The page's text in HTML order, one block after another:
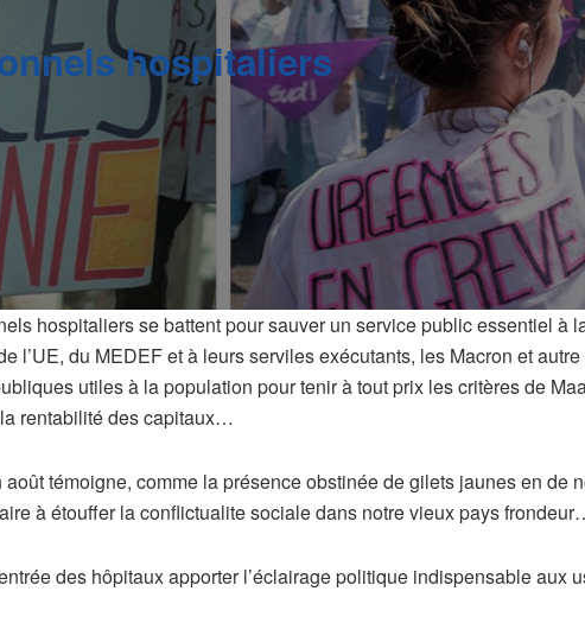
hospitaliers
hospitaliers se battent pour sauver un service public essentiel à
l’UE, du MEDEF et à leurs serviles exécutants, les Macron et
utiles à la population pour tenir à tout prix les critères de
rentabilité des capitaux…
témoigne, comme la présence obstinée de gilets jaunes en de
à étouffer la conflictualite sociale dans notre vieux pays
des hôpitaux apporter l’éclairage politique indispensable aux